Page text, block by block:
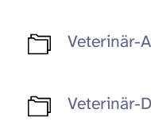
Veterinär-
Veterinär-